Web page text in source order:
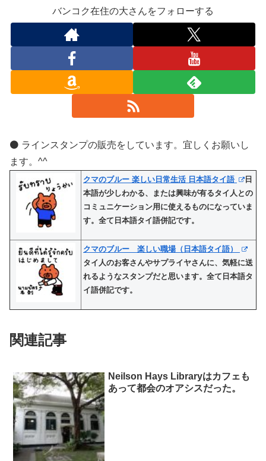
バンコク在住の大さんをフォローする
⚫️ ラインスタンプの販売をしています。宜しくお願いし
ます。^^
クマのブルー 楽しい日常生活 日本語タイ語
日
本語が少しわかる、または興味が有るタイ人との
コミュニケーション用に使えるものになっていま
す。全て日本語タイ語併記です。
クマのブルー 楽しい職場（日本語タイ語）
タイ人のお客さんやサプライヤさんに、気軽に送
れるようなスタンプだと思います。全て日本語タ
イ語併記です。
関連記事
Neilson Hays Libraryはカフェも
あって都会のオアシスだった。